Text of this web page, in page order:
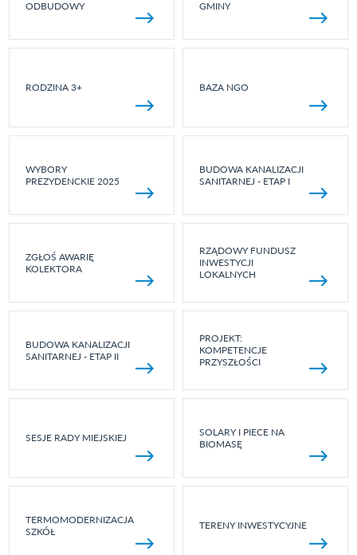
ODBUDOWY
GMINY
RODZINA 3+ BAZA NGO
WYBORY
PREZYDENCKIE 2025
BUDOWA KANALIZACJI
SANITARNEJ - ETAP I
ZGŁOŚ AWARIĘ
KOLEKTORA
RZĄDOWY FUNDUSZ
INWESTYCJI
LOKALNYCH
BUDOWA KANALIZACJI
SANITARNEJ - ETAP II
PROJEKT:
KOMPETENCJE
PRZYSZŁOŚCI
SESJE RADY MIEJSKIEJ
SOLARY I PIECE NA
BIOMASĘ
TERMOMODERNIZACJA
SZKÓŁ
TERENY INWESTYCYJNE